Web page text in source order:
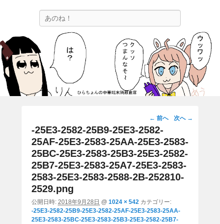
ひらちょんの中華端末隔離倉庫
ほたがページ上部にある検索バーを消してくれたサイトです。
画
像
ナ
ビ
ゲ
ー
シ
ン
← 前へ 次へ →
-25E3-2582-25B9-25E3-2582-
25AF-25E3-2583-25AA-25E3-2583-
25BC-25E3-2583-25B3-25E3-2582-
25B7-25E3-2583-25A7-25E3-2583-
2583-25E3-2583-2588-2B-252810-
2529.png
公開日時: 2018年9月28日 @ 1024 × 542 カテゴリー:
-25E3-2582-25B9-25E3-2582-25AF-25E3-2583-25AA-
25E3-2583-25BC-25E3-2583-25B3-25E3-2582-25B7-